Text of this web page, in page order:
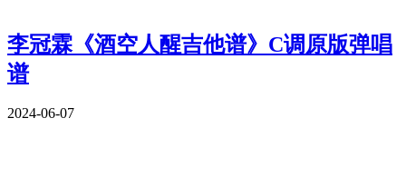
李冠霖《酒空人醒吉他谱》C调原版弹唱
谱
2024-06-07